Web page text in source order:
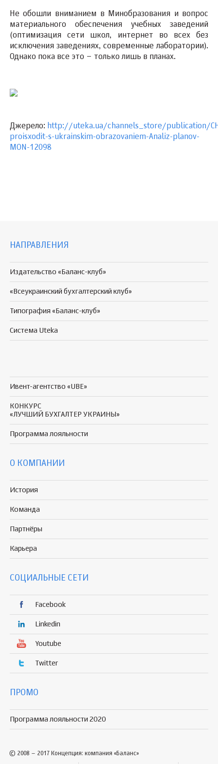
Не обошли вниманием в Минобразования и вопрос
материального обеспечения учебных заведений
(оптимизация сети школ, интернет во всех без
исключения заведениях, современные лаборатории).
Однако пока все это – только лишь в планах.
Джерело: http://uteka.ua/channels_store/publication/
proisxodit-s-ukrainskim-obrazovaniem-Analiz-planov-
MON-12098
НАПРАВЛЕНИЯ
Издательство «Баланс-клуб»
«Всеукраинский бухгалтерский клуб»
Типография «Баланс-клуб»
Система Uteka
Ивент-агентство «UBE»
КОНКУРС
«ЛУЧШИЙ БУХГАЛТЕР УКРАИНЫ»
Программа лояльности
О КОМПАНИИ
История
Команда
Партнёры
Карьера
СОЦИАЛЬНЫЕ СЕТИ
Facebook
Linkedin
Youtube
Twitter
ПРОМО
Программа лояльности 2020
© 2008 – 2017 Концепция: компания «Баланс»